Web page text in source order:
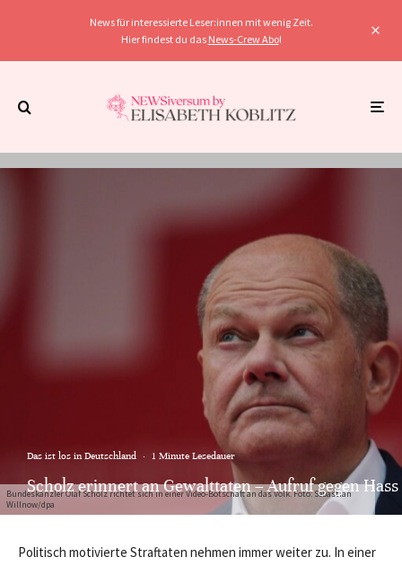
News für interessierte Leser:innen mit wenig Zeit.
Hier findest du das News-Crew Abo!
Bundeskanzler Olaf Scholz richtet sich in einer Video-Botschaft an das Volk. Foto: Sebastian
Willnow/dpa
Das ist los in Deutschland · 1 Minute Lesedauer
Scholz erinnert an Gewalttaten – Aufruf gegen Hass
Politisch motivierte Straftaten nehmen immer weiter zu. In einer